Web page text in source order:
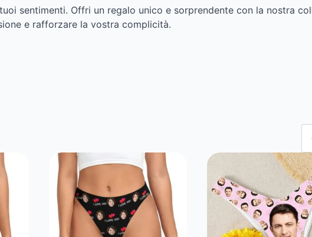
sentimenti. Offri un regalo unico e sorprendente con la nostra
e rafforzare la vostra complicità.